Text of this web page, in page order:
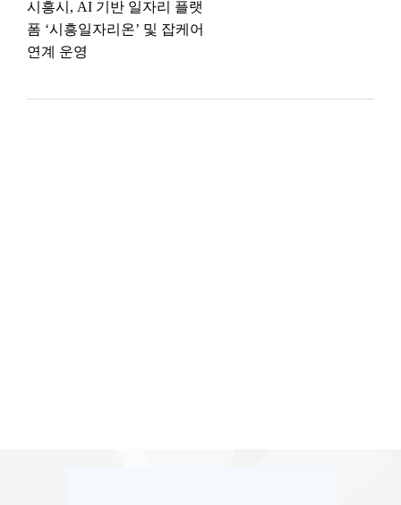
시흥시, AI 기반 일자리 플랫
폼 ‘시흥일자리온’ 및 잡케어
연계 운영